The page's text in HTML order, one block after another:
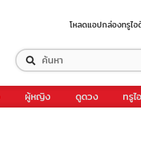
โหลดแอปกล่องทรูไ
ผู้หญิง ดูดวง ทรูไ